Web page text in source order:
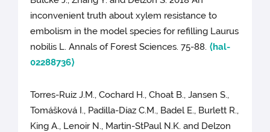
inconvenient truth about xylem resistance to
embolism in the model species for refilling Laurus
nobilis L. Annals of Forest Sciences. 75-88. ⟨hal-
02288736⟩
Torres-Ruiz J.M., Cochard H., Choat B., Jansen S.,
Tomášková I., Padilla-Díaz C.M., Badel E., Burlett R.,
King A., Lenoir N., Martin-StPaul N.K. and Delzon